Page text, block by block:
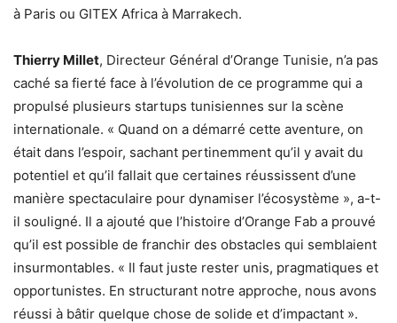
à Paris ou GITEX Africa à Marrakech.
Thierry Millet, Directeur Général d’Orange Tunisie, n’a pas
caché sa fierté face à l’évolution de ce programme qui a
propulsé plusieurs startups tunisiennes sur la scène
internationale. « Quand on a démarré cette aventure, on
était dans l’espoir, sachant pertinemment qu’il y avait du
potentiel et qu’il fallait que certaines réussissent d’une
manière spectaculaire pour dynamiser l’écosystème », a-t-
il souligné. Il a ajouté que l’histoire d’Orange Fab a prouvé
qu’il est possible de franchir des obstacles qui semblaient
insurmontables. « Il faut juste rester unis, pragmatiques et
opportunistes. En structurant notre approche, nous avons
réussi à bâtir quelque chose de solide et d’impactant ».